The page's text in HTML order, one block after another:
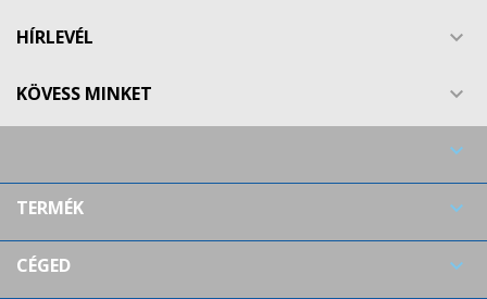
HÍRLEVÉL 
KÖVESS MINKET 

TERMÉK 
CÉGED 